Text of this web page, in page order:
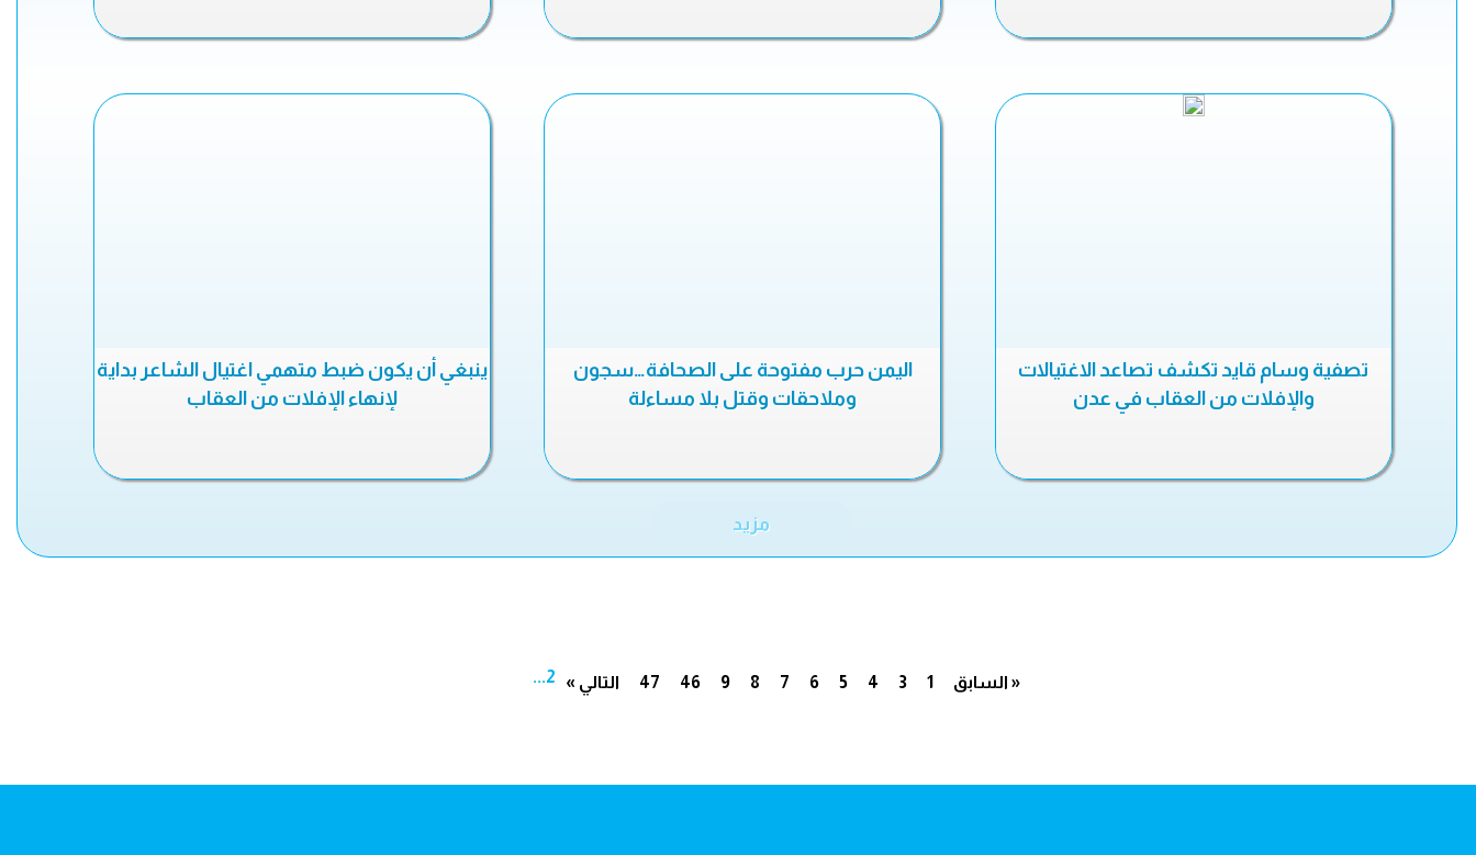
تصفية وسام قايد تكشف تصاعد الاغتيالات
والإفلات من العقاب في عدن
اليمن حرب مفتوحة على الصحافة…سجون
وملاحقات وقتل بلا مساءلة
ينبغي أن يكون ضبط متهمي اغتيال الشاعر بداية
لإنهاء الإفلات من العقاب
مزيد
« السابق 1
2 3
4
5
6
7
8
9
... 46
47 التالي »